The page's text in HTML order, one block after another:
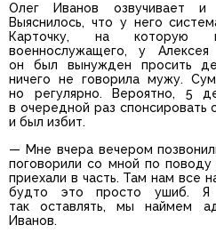
Олег Иванов озвучивает и
Выяснилось, что у него
Карточку, на которую
военнослужащего, у
он был вынужден просить
ничего не говорила мужу.
но регулярно. Вероятно, 5
в очередной раз спонсировать
и был избит.
— Мне вчера вечером
поговорили со мной по
приехали в часть. Там нам все
будто это просто ушиб.
так оставлять, мы наймем
Иванов.